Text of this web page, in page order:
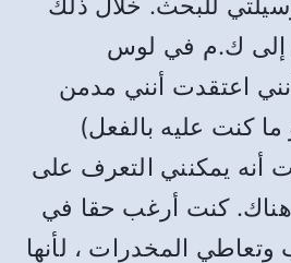
ك.م في لوس
اعتقدت أنني مدمن
ما كنت عليه بالفعل)
أنه يمكنني التعرف على
.كنت أرغب حقا في
وتعاطي المخدرات ، لأنها